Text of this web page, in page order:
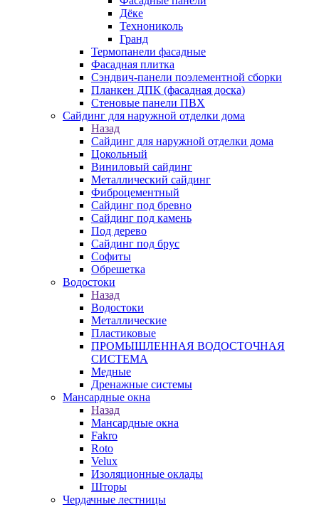
Дёке
Технониколь
Гранд
Термопанели фасадные
Фасадная плитка
Сэндвич-панели поэлементной сборки
Планкен ДПК (фасадная доска)
Стеновые панели ПВХ
Сайдинг для наружной отделки дома
Назад
Сайдинг для наружной отделки дома
Цокольный
Виниловый сайдинг
Металлический сайдинг
Фиброцементный
Сайдинг под бревно
Сайдинг под камень
Под дерево
Сайдинг под брус
Софиты
Обрешетка
Водостоки
Назад
Водостоки
Металлические
Пластиковые
ПРОМЫШЛЕННАЯ ВОДОСТОЧНАЯ
СИСТЕМА
Медные
Дренажные системы
Мансардные окна
Назад
Мансардные окна
Fakro
Roto
Velux
Изоляционные оклады
Шторы
Чердачные лестницы